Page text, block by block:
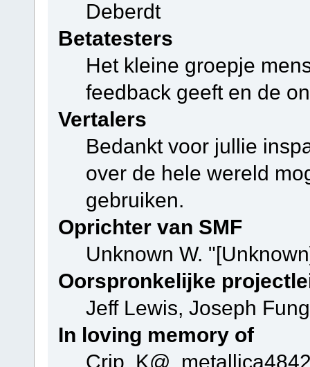
Deberdt
Betatesters
Het kleine groepje
feedback geeft en de
Vertalers
Bedankt voor jullie
over de hele wereld
gebruiken.
Oprichter van SMF
Unknown W.
Oorspronkelijke
Jeff Lewis, Joseph
In loving memory of
Crip, K@,